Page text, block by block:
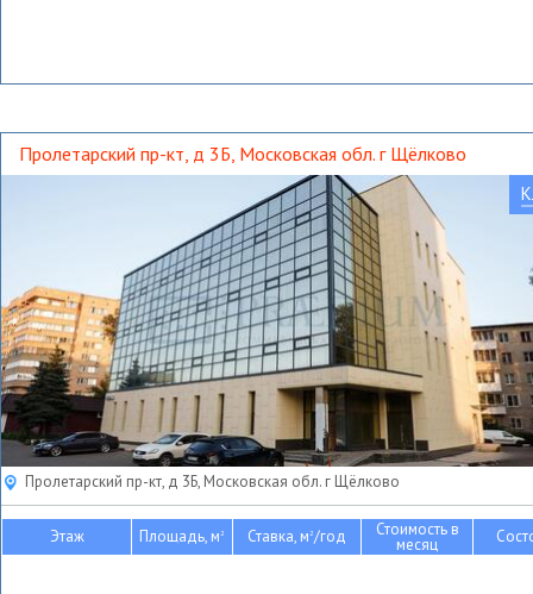
Пролетарский пр-кт, д 3Б, Московская обл. г Щёлково
Пролетарский пр-кт, д 3Б, Московская обл. г Щёлково
Этаж Площадь, м2 Ставка, м2/год Стоимость в
месяц